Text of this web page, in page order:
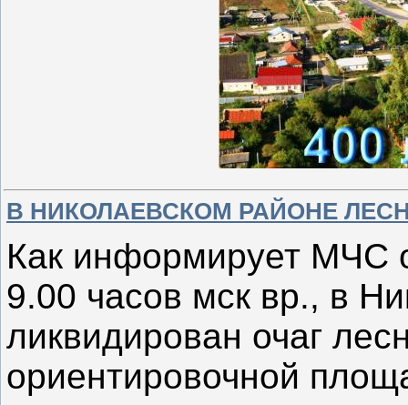
В НИКОЛАЕВСКОМ РАЙОНЕ
Как информирует МЧС
9.00 часов мск вр., в
ликвидирован очаг
ориентировочной